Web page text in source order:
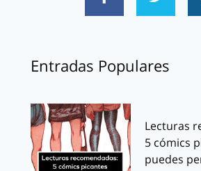
Entradas Populares
Lecturas
5 cómics
puedes